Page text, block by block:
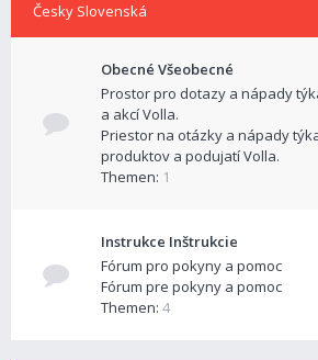
Česky Slovenská
Obecné Všeobecné
Prostor pro dotazy a nápady
a akcí Volla.
Priestor na otázky a nápady
produktov a podujatí Volla.
Themen: 1
Instrukce Inštrukcie
Fórum pro pokyny a pomoc
Fórum pre pokyny a pomoc
Themen: 4